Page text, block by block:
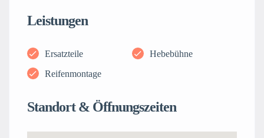
Leistungen
Ersatzteile
Hebebühne
Reifenmontage
Standort & Öffnungszeiten